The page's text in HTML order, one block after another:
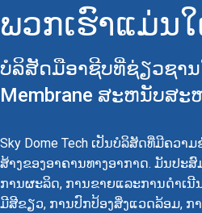
ພວກເຮົາແມ່ນ
ບໍລິສັດມືອາຊີບທີ່ຊ່ຽວຊາ
Membrane ສະຫນັບສະ
Sky Dome Tech ເປັນບໍລິສັດທີ່ມີຄວ
ສ້າງຂອງອາຄານທາງອາກາດ. ມັນປະສົ
ການຜະລິດ, ການຂາຍແລະການດໍາເນີ
ມີສີຂຽວ, ການປົກປ້ອງສິ່ງແວດລ້ອມ,